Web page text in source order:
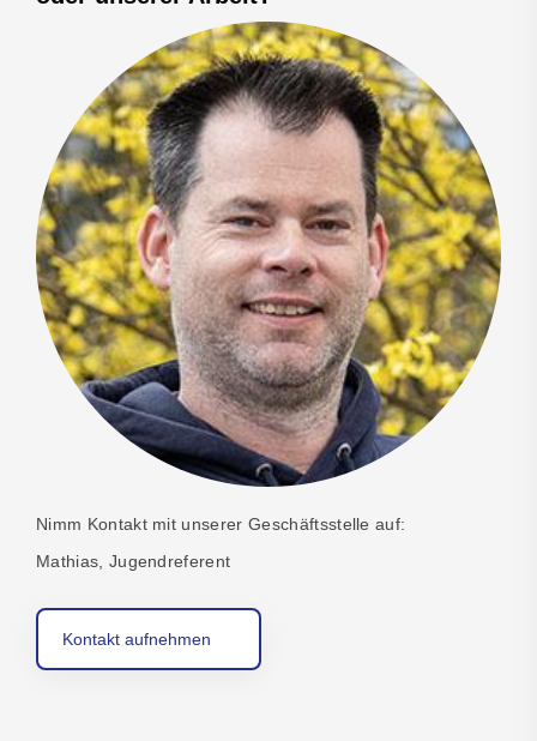
Nimm Kontakt mit unserer Geschäftsstelle auf:
Mathias, Jugendreferent
Kontakt aufnehmen